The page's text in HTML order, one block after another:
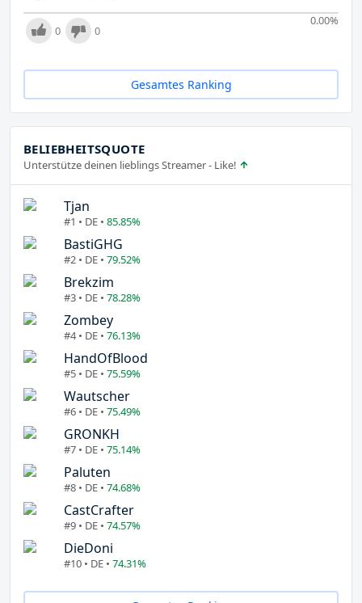
0.00%
0 0
Gesamtes Ranking
BELIEBHEITSQUOTE
Unterstütze deinen lieblings Streamer - Like!
Tjan
#1 • DE • 85.85%
BastiGHG
#2 • DE • 79.52%
Brekzim
#3 • DE • 78.28%
Zombey
#4 • DE • 76.13%
HandOfBlood
#5 • DE • 75.59%
Wautscher
#6 • DE • 75.49%
GRONKH
#7 • DE • 75.14%
Paluten
#8 • DE • 74.68%
CastCrafter
#9 • DE • 74.57%
DieDoni
#10 • DE • 74.31%